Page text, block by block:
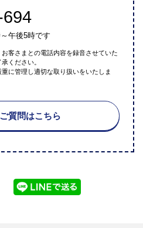
午後5時です
客さまとの電話内容を録音させていた
ください。
に管理し適切な取り扱いをいたしま
質問はこちら